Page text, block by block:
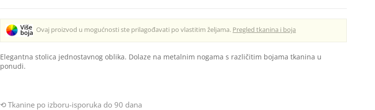
Ovaj proizvod u mogućnosti ste prilagođavati po vlastitim željama. Pregled tkanina i boja
Elegantna stolica jednostavnog oblika. Dolaze na metalnim nogama s različitim bojama tkanina u
ponudi.
Tkanine po izboru-isporuka do 90 dana